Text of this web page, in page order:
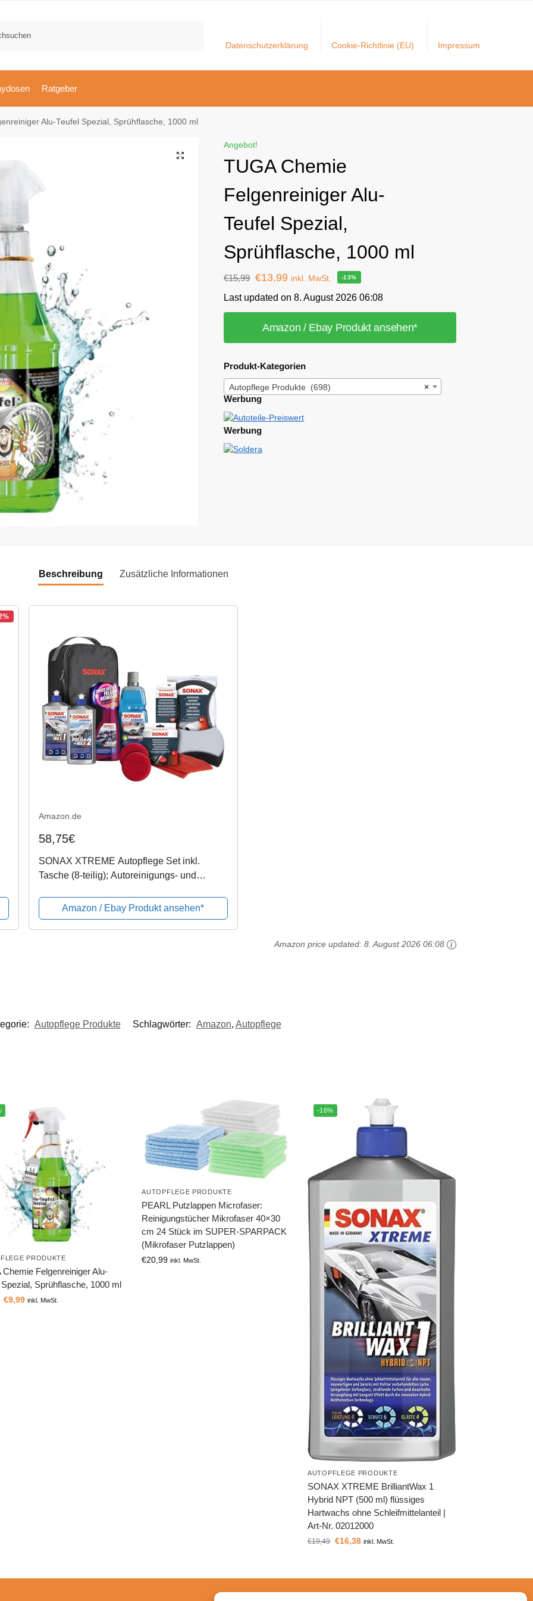
Datenschutzerklärung Cookie-Richtlinie (EU) Impressum
Ratgeber
Alu-Teufel Spezial, Sprühflasche, 1000 ml
Angebot!
TUGA Chemie
Felgenreiniger Alu-
Teufel Spezial,
Sprühflasche, 1000 ml
€15,99 €13,99 inkl. MwSt. -13%
Last updated on 8. August 2026 06:08
Amazon / Ebay Produkt ansehen*
Produkt-Kategorien
×
Autopflege Produkte (698)
Werbung
Werbung
Beschreibung Zusätzliche Informationen
Amazon.de
58,75€
SONAX XTREME Autopflege Set inkl.
Tasche (8-teilig); Autoreinigungs- und
(für Lack und Felgen) | Art-Nr. 07615410
Amazon / Ebay Produkt ansehen*
Amazon price updated:8. August 2026 06:08
Autopflege Produkte Schlagwörter: Amazon, Autopflege
PRODUKTE
Chemie Felgenreiniger Alu-
Spezial, Sprühflasche, 1000 ml
€9,99 inkl. MwSt.
AUTOPFLEGE PRODUKTE
PEARL Putzlappen Microfaser:
Reinigungstücher Mikrofaser 40×30
cm 24 Stück im SUPER-SPARPACK
(Mikrofaser Putzlappen)
€20,99 inkl. MwSt.
-16%
AUTOPFLEGE PRODUKTE
SONAX XTREME BrilliantWax 1
Hybrid NPT (500 ml) flüssiges
Hartwachs ohne Schleifmittelanteil |
Art-Nr. 02012000
€19,49 €16,38 inkl. MwSt.